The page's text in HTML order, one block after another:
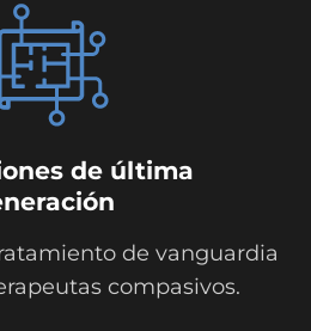
de última
de vanguardia
compasivos.